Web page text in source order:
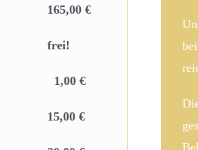
165,00 €
frei!
1,00 €
15,00 €